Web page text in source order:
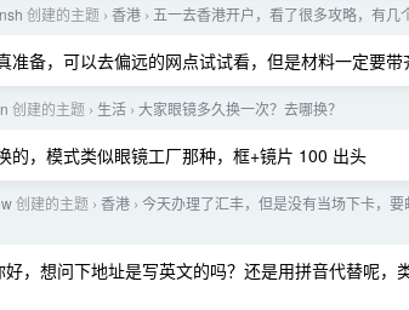
创建的主题 › 香港 › 五一去香港开户，看了很多攻略，有几
准备，可以去偏远的网点试试看，但是材料一定要
创建的主题 › 生活 › 大家眼镜多久换一次？去哪换？
的，模式类似眼镜工厂那种，框+镜片 100 出头
创建的主题 › 香港 › 今天办理了汇丰，但是没有当场下卡，
好，想问下地址是写英文的吗？还是用拼音代替呢